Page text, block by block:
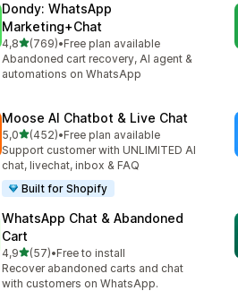
Dondy: WhatsApp
Marketing+Chat
4,85 yıldız üzerinden
(769)
toplam 769 değerlendirme
•Free plan available
Abandoned cart recovery, AI agent &
automations on WhatsApp
Moose AI Chatbot & Live Chat
5,05 yıldız üzerinden
(452)
toplam 452 değerlendirme
•Free plan available
Support customer with UNLIMITED AI
chat, livechat, inbox & FAQ
Built for Shopify
WhatsApp Chat & Abandoned
Cart
4,95 yıldız üzerinden
(57)
toplam 57 değerlendirme
•Free to install
Recover abandoned carts and chat
with customers on WhatsApp.